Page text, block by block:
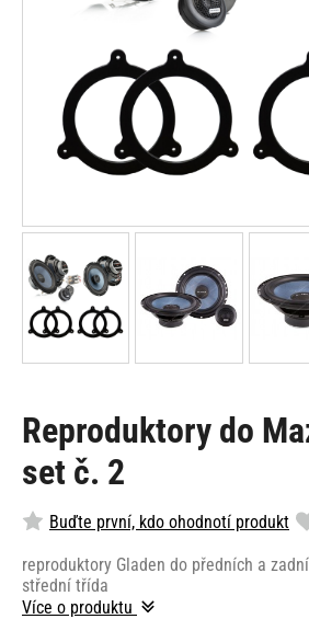
Reproduktory do
set č. 2
Buďte první, kdo ohodnotí produkt
reproduktory Gladen do předních a
střední třída
Více o produktu